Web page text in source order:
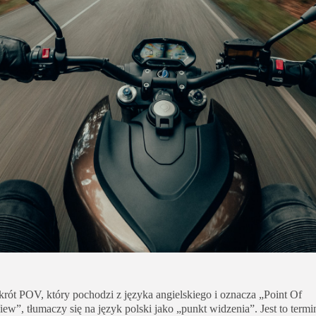
Zakupy i opinie
Zdrowie
POV, który pochodzi z języka angielskiego i oznacza „Point Of
tłumaczy się na język polski jako „punkt widzenia”. Jest to